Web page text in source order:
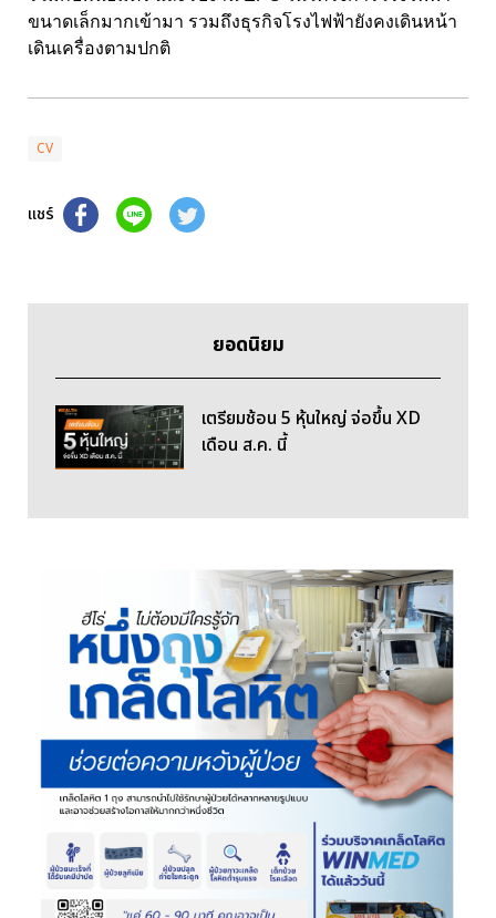
ขนาดเล็กมากเข้ามา รวมถึงธุรกิจโรงไฟฟ้ายังคงเดินหน้า
เดินเครื่องตามปกติ
CV
แชร์
ยอดนิยม
เตรียมช้อน 5 หุ้นใหญ่ จ่อขึ้น XD
เดือน ส.ค. นี้